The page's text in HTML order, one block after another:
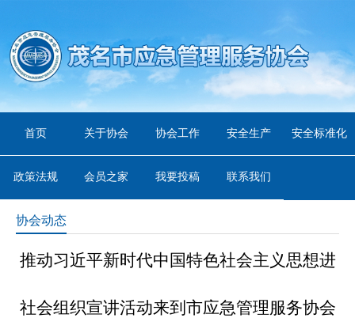
首页 关于协会 协会工作 安全生产 安全标准化
政策法规 会员之家 我要投稿 联系我们
协会动态
推动习近平新时代中国特色社会主义思想进
社会组织宣讲活动来到市应急管理服务协会